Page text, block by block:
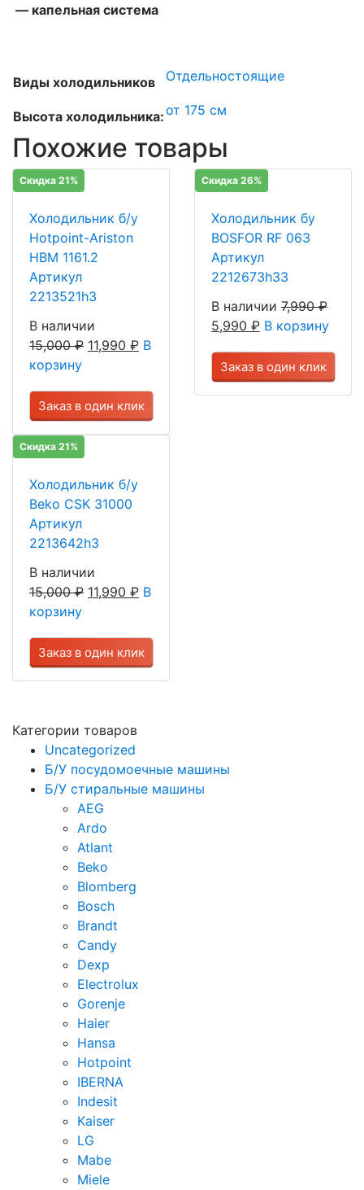
— капельная система
Виды холодильников Отдельностоящие
Высота холодильника:от 175 см
Похожие товары
Скидка 21%
Холодильник б/у
Hotpoint-Ariston
HBM 1161.2
Артикул
2213521h3
В наличии
15,000₽ 11,990 ₽ В
корзину
Заказ в один клик
Скидка 26%
Холодильник бу
BOSFOR RF 063
Артикул
2212673h33
В наличии 7,990₽
5,990 ₽ В корзину
Заказ в один клик
Скидка 21%
Холодильник б/у
Beko CSK 31000
Артикул
2213642h3
В наличии
15,000₽ 11,990 ₽ В
корзину
Заказ в один клик
Категории товаров
Uncategorized
Б/У посудомоечные машины
Б/У стиральные машины
AEG
Ardo
Atlant
Beko
Blomberg
Bosch
Brandt
Candy
Dexp
Electrolux
Gorenje
Haier
Hansa
Hotpoint
IBERNA
Indesit
Kaiser
LG
Mabe
Miele